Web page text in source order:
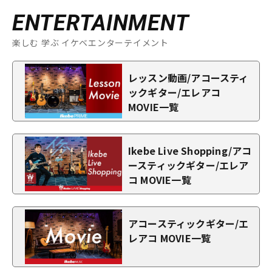
ENTERTAINMENT
楽しむ 学ぶ イケベエンターテイメント
レッスン動画/アコースティ
ックギター/エレアコ
MOVIE一覧
Ikebe Live Shopping/アコ
ースティックギター/エレア
コ MOVIE一覧
アコースティックギター/エ
レアコ MOVIE一覧